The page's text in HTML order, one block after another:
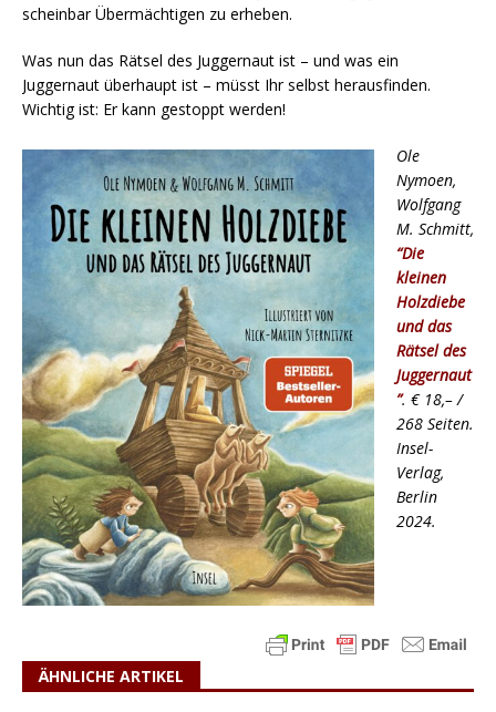
scheinbar Übermächtigen zu erheben.
Was nun das Rätsel des Juggernaut ist – und was ein
Juggernaut überhaupt ist – müsst Ihr selbst herausfinden.
Wichtig ist: Er kann gestoppt werden!
Ole
Nymoen,
Wolfgang
M. Schmitt,
“Die
kleinen
Holzdiebe
und das
Rätsel des
Juggernaut
”. € 18,– /
268 Seiten.
Insel-
Verlag,
Berlin
2024.
ÄHNLICHE ARTIKEL